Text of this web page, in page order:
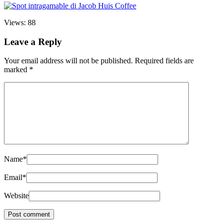
Views: 88
Leave a Reply
Your email address will not be published. Required fields are
marked *
Name*
Email*
Website